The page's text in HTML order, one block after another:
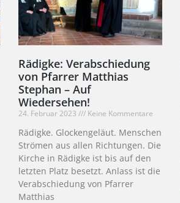
Rädigke: Verabschiedung
von Pfarrer Matthias
Stephan – Auf
Wiedersehen!
24. Februar 2023 Keine Kommentare
Rädigke. Glockengeläut. Menschen
Strömen aus allen Richtungen. Die
Kirche in Rädigke ist bis auf den
letzten Platz besetzt. Anlass ist die
Verabschiedung von Pfarrer
Matthias